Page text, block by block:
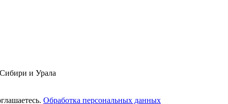
и Урала
Обработка персональных данных